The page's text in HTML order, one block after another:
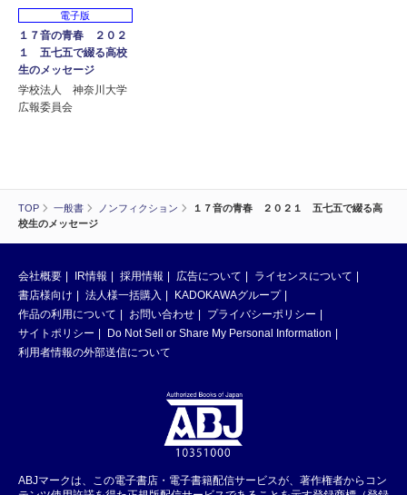
TOP 一般書 ノンフィクション
１７音の青春 ２０２１ 五七五で綴る高
校生のメッセージ
電子版
１７音の青春 ２０２
１ 五七五で綴る高校
生のメッセージ
学校法人 神奈川大学
広報委員会
会社概要 IR情報 採用情報 広告について
ライセンスについて
書店様向け
法人様一括購入
KADOKAWAグループ
作品の利用について
お問い合わせ
プライバシーポリシー
サイトポリシー
Do Not Sell or Share My Personal Information
利用者情報の外部送信について
ABJマークは、この電子書店・電子書籍配信サービスが、著作権者からコン